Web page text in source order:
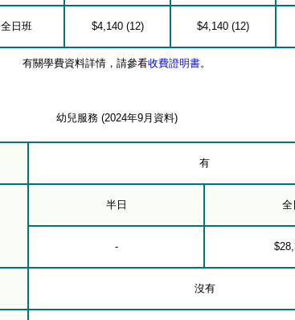
全日班 $4,140 (12) $4,140 (12)
有關學費資料詳情，請參看收費證明書。
幼兒服務 (2024年9月資料)
有
半日 全
-
沒有